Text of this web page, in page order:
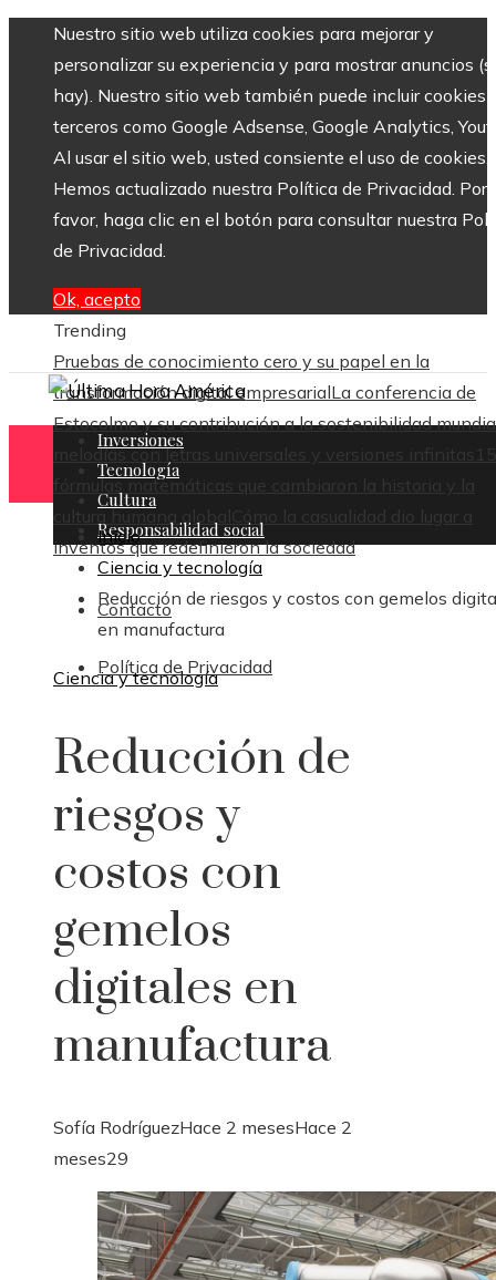
Nuestro sitio web utiliza cookies para mejorar y
personalizar su experiencia y para mostrar anuncios
hay). Nuestro sitio web también puede incluir cookies
terceros como Google Adsense, Google Analytics,
Al usar el sitio web, usted consiente el uso de cookies.
Hemos actualizado nuestra Política de Privacidad. Por
favor, haga clic en el botón para consultar nuestra
de Privacidad.
Ok, acepto
Trending
Pruebas de conocimiento cero y su papel en la
transformación digital empresarialLa conferencia de
Estocolmo y su contribución a la sostenibilidad
melodías con letras universales y versiones infinitas
15
fórmulas matemáticas que cambiaron la historia y la
cultura humana global
Cómo la casualidad dio lugar a
inventos que redefinieron la sociedad
Contacto
Política de Privacidad
Inversiones
Tecnología
Cultura
Responsabilidad social
Inicio
Ciencia y tecnología
Reducción de riesgos y costos con gemelos
en manufactura
Ciencia y tecnología
Reducción de
riesgos y
costos con
gemelos
digitales en
manufactura
Sofía RodríguezHace 2 mesesHace 2
meses29